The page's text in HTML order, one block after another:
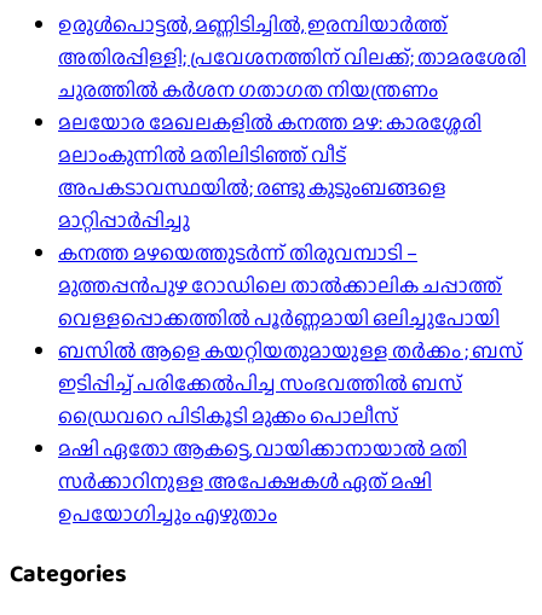
ഉരുൾപൊട്ടൽ, മണ്ണിടിച്ചിൽ, ഇരമ്പിയാര്‍ത്ത്
അതിരപ്പിള്ളി; പ്രവേശനത്തിന് വിലക്ക്; താമരശേരി
ചുരത്തില്‍ കര്‍ശന ഗതാഗത നിയന്ത്രണം
മലയോര മേഖലകളിൽ കനത്ത മഴ: കാരശ്ശേരി
മലാംകുന്നിൽ മതിലിടിഞ്ഞ് വീട്
അപകടാവസ്ഥയിൽ; രണ്ടു കുടുംബങ്ങളെ
മാറ്റിപ്പാർപ്പിച്ചു
കനത്ത മഴയെത്തുടർന്ന് തിരുവമ്പാടി –
മുത്തപ്പൻപുഴ റോഡിലെ താൽക്കാലിക ചപ്പാത്ത്
വെള്ളപ്പൊക്കത്തിൽ പൂർണ്ണമായി ഒലിച്ചുപോയി
ബസിൽ ആളെ കയറ്റിയതുമായുള്ള തർക്കം ; ബസ്
ഇടിപ്പിച്ച് പരിക്കേൽപിച്ച സംഭവത്തിൽ ബസ്
ഡ്രൈവറെ പിടികൂടി മുക്കം പൊലീസ്
മഷി ഏതോ ആകട്ടെ, വായിക്കാനായാൽ മതി​
സർക്കാറിനുള്ള അപേക്ഷകൾ ഏത് മഷി
ഉപയോഗിച്ചും എഴുതാം
Categories